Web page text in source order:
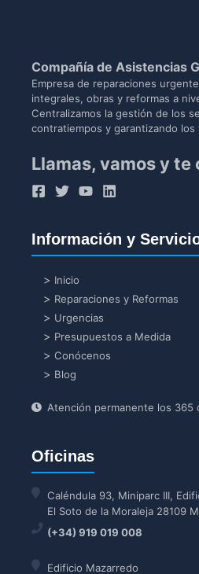
Compañía de Asistencias
Empresa de reparaciones
integrales, obras y reformas a
Centralizamos la gestión de los
contratiempos y garantizando los
Llamas, vamos y te
Información y
Inicio
Reparaciones y Reformas
Urgencias
Presupuestos a Medida
Conócenos
Blog
Atención permanente los 365
Oficinas
Caléndula 93, Miniparc III,
El Soto de la Moraleja 28109
(+34) 919 019 008
Edificio Mazarredo